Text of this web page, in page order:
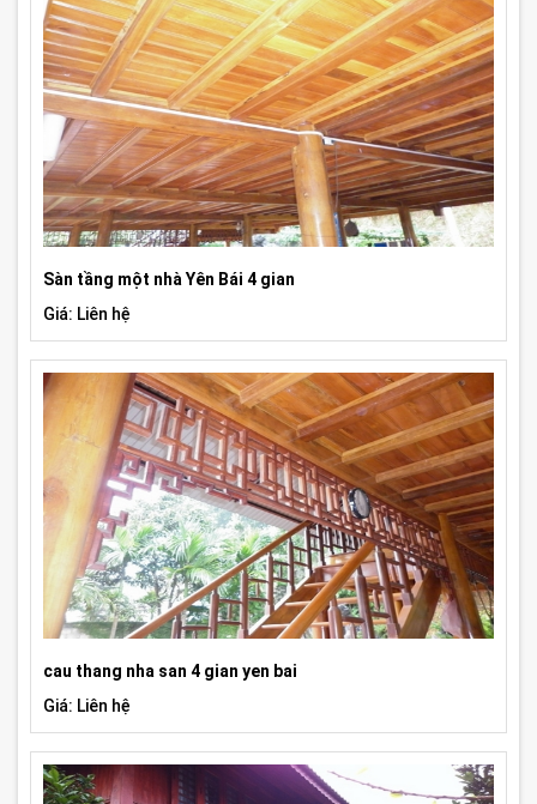
Sàn tầng một nhà Yên Bái 4 gian
Giá: Liên hệ
cau thang nha san 4 gian yen bai
Giá: Liên hệ